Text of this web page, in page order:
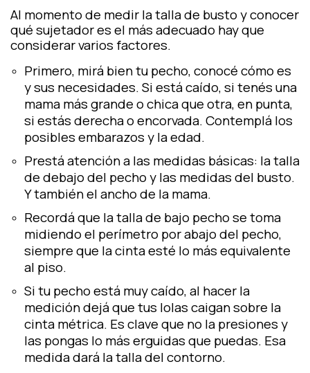
Al momento de medir la talla de busto y conocer
qué sujetador es el más adecuado hay que
considerar varios factores.
Primero, mirá bien tu pecho, conocé cómo es
y sus necesidades. Si está caído, si tenés una
mama más grande o chica que otra, en punta,
si estás derecha o encorvada. Contemplá los
posibles embarazos y la edad.
Prestá atención a las medidas básicas: la talla
de debajo del pecho y las medidas del busto.
Y también el ancho de la mama.
Recordá que la talla de bajo pecho se toma
midiendo el perímetro por abajo del pecho,
siempre que la cinta esté lo más equivalente
al piso.
Si tu pecho está muy caído, al hacer la
medición dejá que tus lolas caigan sobre la
cinta métrica. Es clave que no la presiones y
las pongas lo más erguidas que puedas. Esa
medida dará la talla del contorno.